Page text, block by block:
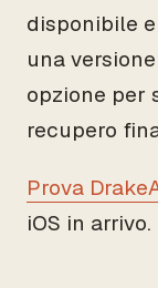
disponibile
una
opzione per
recupero
Prova
iOS in arrivo.